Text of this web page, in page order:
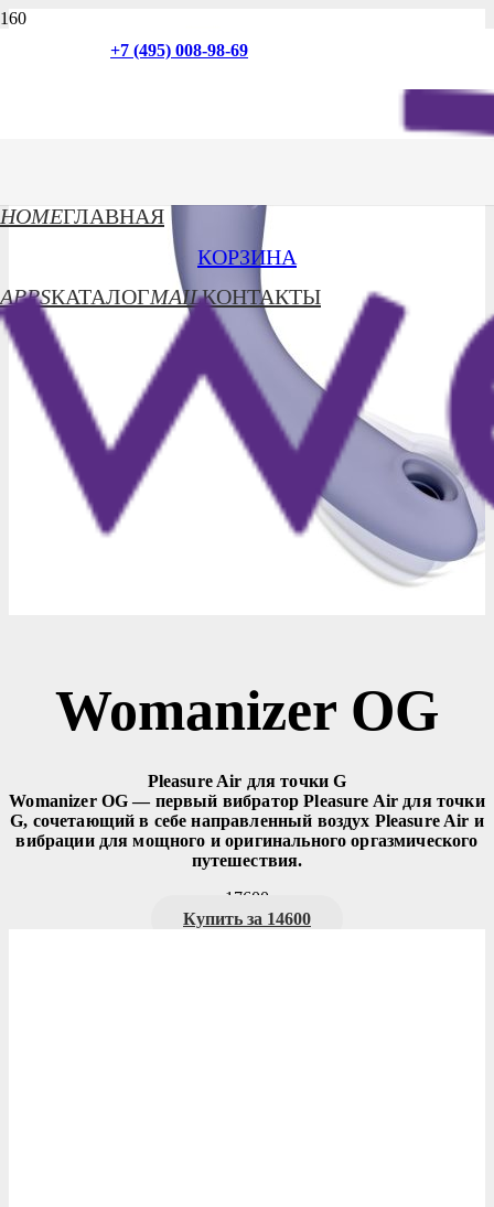
+7 (495) 008-98-69
HOMEГЛАВНАЯ
КОРЗИНА
APPSКАТАЛОГMAILКОНТАКТЫ
Womanizer OG
Pleasure Air для точки G
Womanizer OG — первый вибратор Pleasure Air для точки
G, сочетающий в себе направленный воздух Pleasure Air и
вибрации для мощного и оригинального оргазмического
путешествия.
17600
Купить за 14600